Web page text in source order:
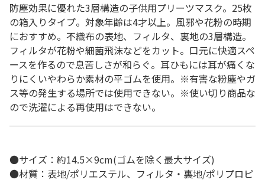
防塵効果に優れた3層構造の子供用プリーツマスク。25枚
の箱入りタイプ。対象年齢は4才以上。風邪や花粉の時期
におすすめ。不織布の表地、フィルタ、裏地の3層構造。
フィルタが花粉や細菌飛沫などをカット。口元に快適スペ
ースを作るので息苦しさが和らぐ。耳ひもには耳が痛くな
りにくいやわらか素材の平ゴムを使用。※有害な粉塵やガ
ス等の発生する場所では使用できない。※使い切り商品な
ので洗濯による再使用はできない。
●サイズ：約14.5×9cm(ゴムを除く最大サイズ)
●材質：表地/ポリエステル、フィルタ・裏地/ポリプロピ